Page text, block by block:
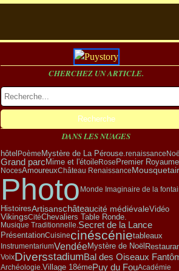
CHERCHEZ UN ARTICLE.
DANS LES NUAGES
hôtel Poème Mystère de La Pérouse.renaissance
Grand parc Mime et l'étoileRose Premier Royaume
NocesAmoureuxChâteau Renaissance
Photo Monde Imaginaire de la
HistoiresArtisanschâteaucité médiévaleVidéo
VikingsCitéChevaliers Table Ronde.
Musique Traditionnelle.Secret de la Lance
PrésentationCuisinecinéscénietableaux
InstrumentariumVendéeMystère de Noël
VoixDiversstadiumBal des Oiseaux
Archéologie. Village 18émePuy du FouAcadémie